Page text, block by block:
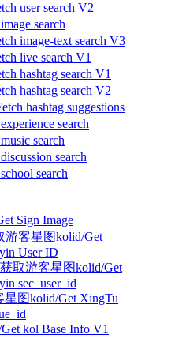
user search V2
search
image-text search V3
live search V1
hashtag search V1
hashtag search V2
hashtag suggestions
search
search
search
search
Sign Image
客星图kolid/Get
User ID
取游客星图kolid/Get
sec_user_id
图kolid/Get XingTu
kol Base Info V1